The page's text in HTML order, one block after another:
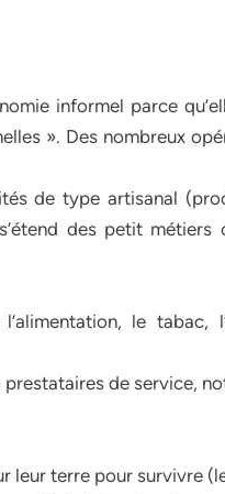
informel parce
». Des nombreux
de type artisanal
des petit métiers
le tabac,
de service,
leur terre pour survivre